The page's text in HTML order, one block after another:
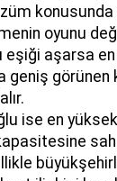
konusunda
oyunu
eşiği aşarsa
geniş görünen
ise en